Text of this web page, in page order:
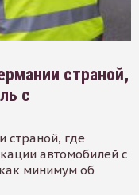
страной,
с
страной, где
автомобилей с
минимум об